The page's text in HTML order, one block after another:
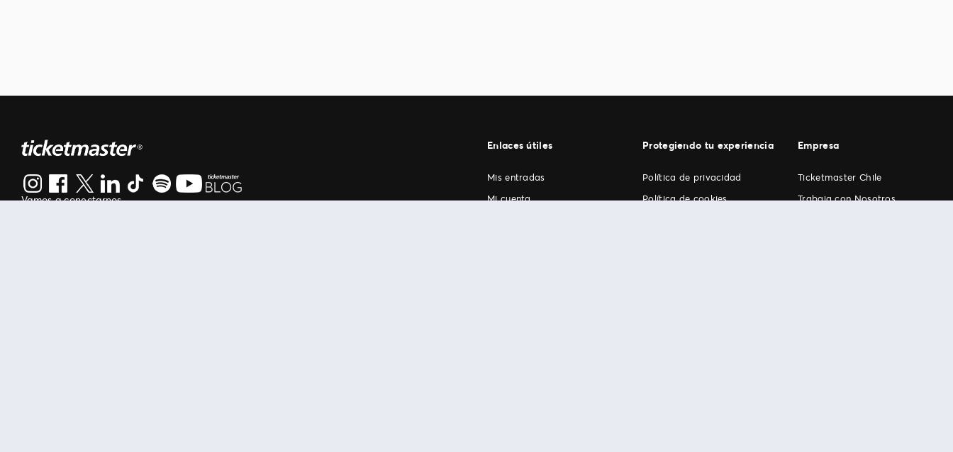
Vamos a conectarnos
Enlaces útiles
Mis entradas
Mi cuenta
Protegiendo tu experiencia
Política de privacidad
Política de cookies
Empresa
Ticketmaster Chile
Trabaja con Nosotros